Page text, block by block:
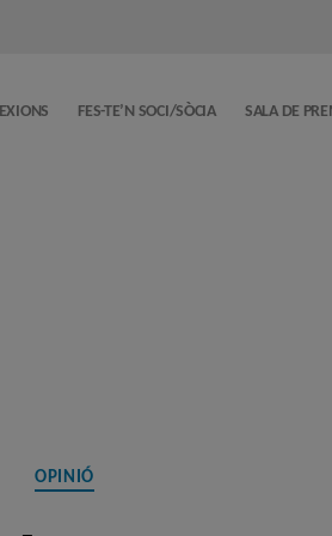
FES-TE’N SOCI/SÒCIA SALA DE
Categories
OPINIÓ